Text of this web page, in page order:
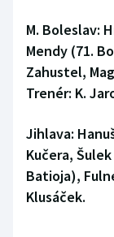
M. Boleslav:
Mendy (71.
Zahustel,
Trenér: K.
Jihlava:
Kučera,
Batioja),
Klusáček.